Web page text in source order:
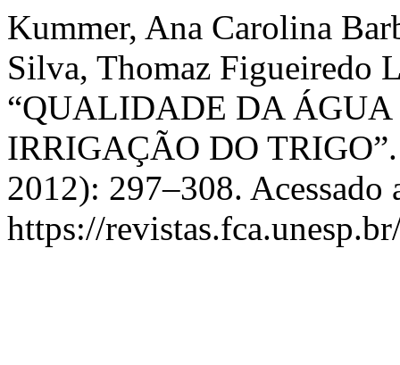
Kummer, Ana Carolina
Silva, Thomaz Figueiredo
“QUALIDADE DA
IRRIGAÇÃO DO
2012): 297–308. Acessado
https://